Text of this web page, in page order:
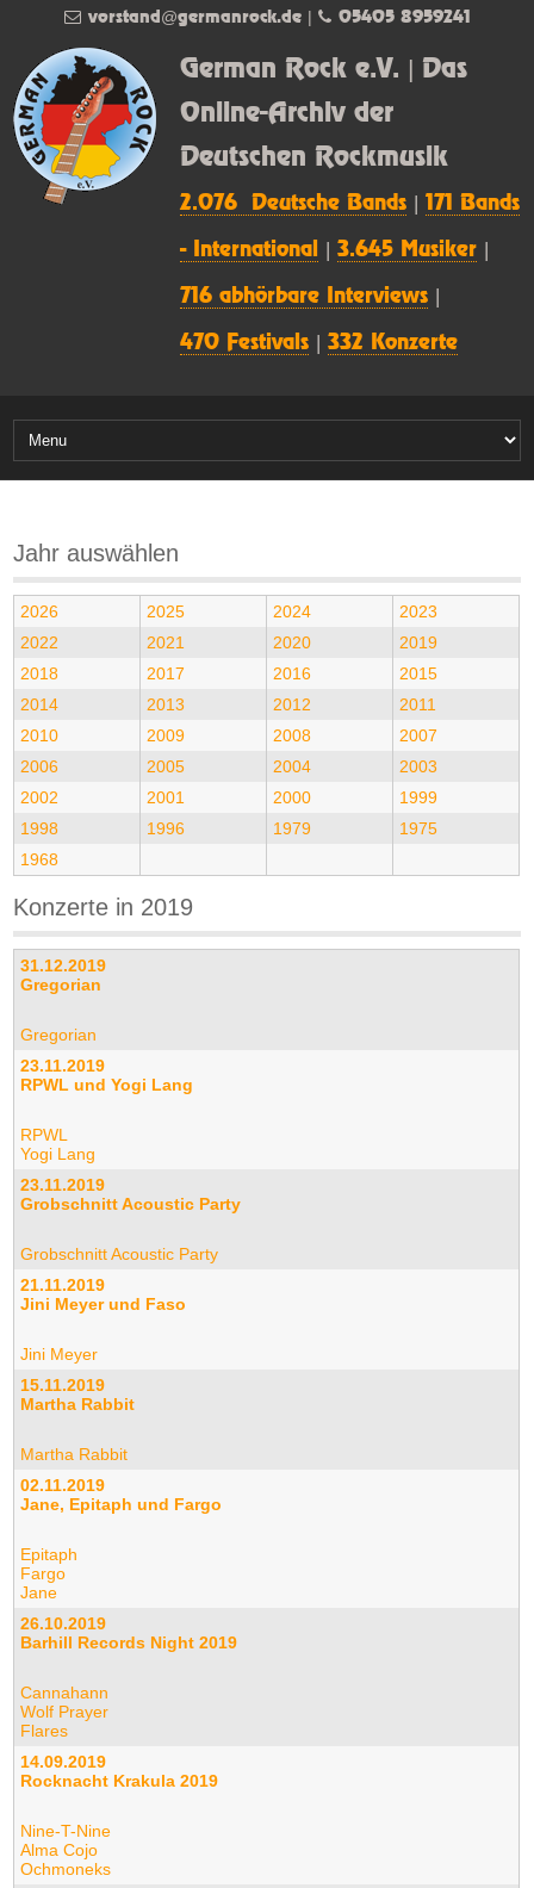
German Rock e.V. | Das
Online-Archiv der
Deutschen Rockmusik
2.076 Deutsche Bands |171 Bands
- International |3.645 Musiker
716 abhörbare Interviews
470 Festivals |332 Konzerte
vorstand@germanrock.de| 05405 8959241
Jahr auswählen
2026 2025 2024
2023
2022
2021 2020
2019
2018
2017 2016
2015
2014
2013 2012
2011
2010
2009 2008
2007
2006
2005 2004
2003
2002
2001 2000
1999
1998
1996 1979
1975
1968
Konzerte in 2019
31.12.2019
Gregorian
Gregorian
23.11.2019
RPWL und Yogi Lang
RPWL
Yogi Lang
23.11.2019
Grobschnitt Acoustic Party
Grobschnitt Acoustic Party
21.11.2019
Jini Meyer und Faso
Jini Meyer
15.11.2019
Martha Rabbit
Martha Rabbit
02.11.2019
Jane, Epitaph und Fargo
Epitaph
Fargo
Jane
26.10.2019
Barhill Records Night 2019
Cannahann
Wolf Prayer
Flares
14.09.2019
Rocknacht Krakula 2019
Nine-T-Nine
Alma Cojo
Ochmoneks